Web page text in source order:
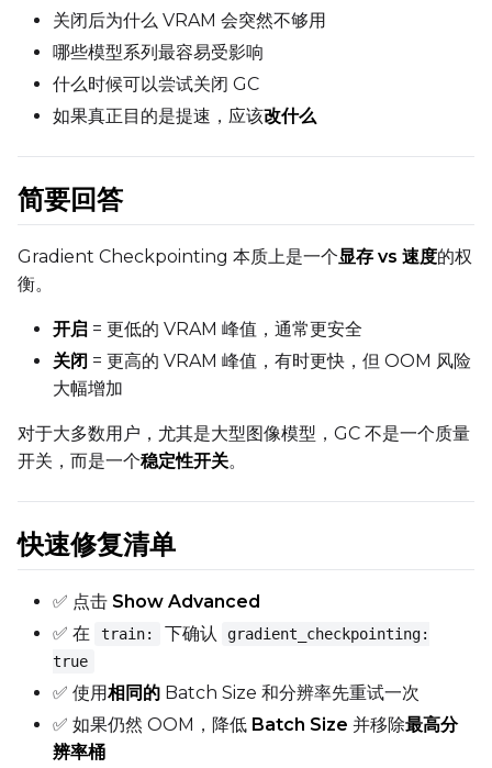
关闭后为什么 VRAM 会突然不够用
哪些模型系列最容易受影响
什么时候可以尝试关闭 GC
如果真正目的是提速，应该改什么
简要回答
Gradient Checkpointing 本质上是一个显存 vs 速度的权
衡。
开启 = 更低的 VRAM 峰值，通常更安全
关闭 = 更高的 VRAM 峰值，有时更快，但 OOM 风险
大幅增加
对于大多数用户，尤其是大型图像模型，GC 不是一个质量
开关，而是一个稳定性开关。
快速修复清单
✅ 点击 Show Advanced
✅ 在
train: 下确认
gradient_checkpointing:
true
✅ 使用相同的 Batch Size 和分辨率先重试一次
✅ 如果仍然 OOM，降低 Batch Size 并移除最高分
辨率桶